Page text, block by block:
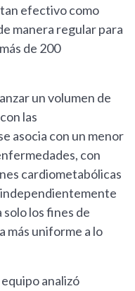
efectivo como
manera regular para
de 200
un volumen de
las
asocia con un menor
con
cardiometabólicas
independientemente
solo los fines de
más uniforme a lo
analizó